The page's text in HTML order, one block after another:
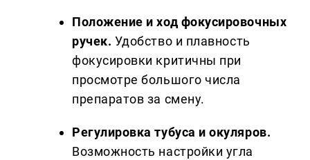
Положение и ход фокусировочных
ручек. Удобство и плавность
фокусировки критичны при
просмотре большого числа
препаратов за смену.
Регулировка тубуса и окуляров.
Возможность настройки угла